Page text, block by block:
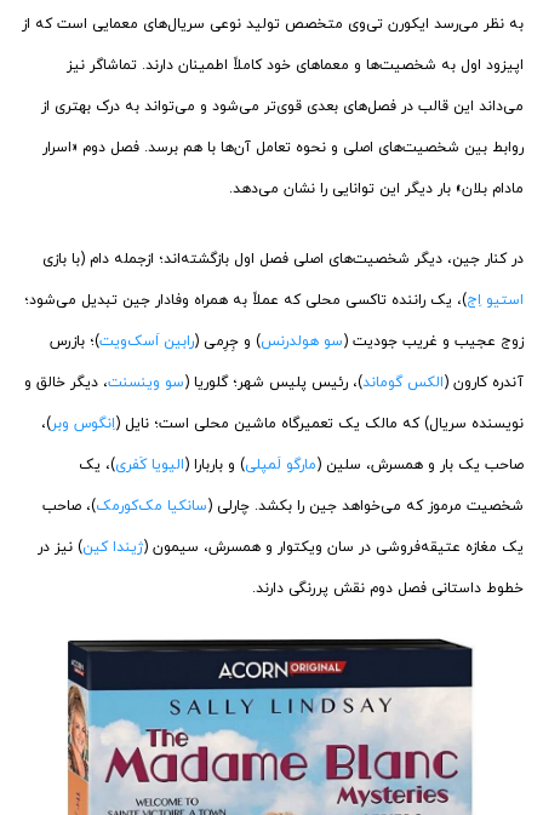
به نظر می‌رسد ایکورن تی‌وی متخصص تولید نوعی سریال‌های معمایی است که از
اپیزود اول به شخصیت‌ها و معماهای خود کاملاً اطمینان دارند. تماشاگر نیز
می‌داند این قالب در فصل‌های بعدی قوی‌تر می‌شود و می‌تواند به درک بهتری از
روابط بین شخصیت‌های اصلی و نحوه تعامل آن‌ها با هم برسد. فصل دوم «اسرار
مادام بلان» بار دیگر این توانایی را نشان می‌دهد.
در کنار جین، دیگر شخصیت‌های اصلی فصل اول بازگشته‌اند؛ ازجمله دام (با بازی
استیو اِج)، یک راننده تاکسی محلی که عملاً به همراه وفادار جین تبدیل می‌شود؛
زوج عجیب و غریب جودیت (سو هولدرنس) و جِرِمی (رابین اَسک‌ویت)؛ بازرس
آندره کارون (الکس گوماند)، رئیس پلیس شهر؛ گلوریا (سو وینسنت، دیگر خالق و
نویسنده سریال) که مالک یک تعمیرگاه ماشین محلی است؛ نایل (اِنگوس وبر)،
صاحب یک بار و همسرش، سلین (مارگو لَمپلی) و باربارا (الیویا کَفری)، یک
شخصیت مرموز که می‌خواهد جین را بکشد. چارلی (سانکیا مک‌کورمک)، صاحب
یک مغازه عتیقه‌فروشی در سان ویکتوار و همسرش، سیمون (ژیندا کین) نیز در
خطوط داستانی فصل دوم نقش پررنگی دارند.